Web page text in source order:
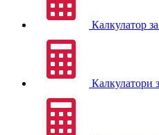
Калкулатор
Калкулатори